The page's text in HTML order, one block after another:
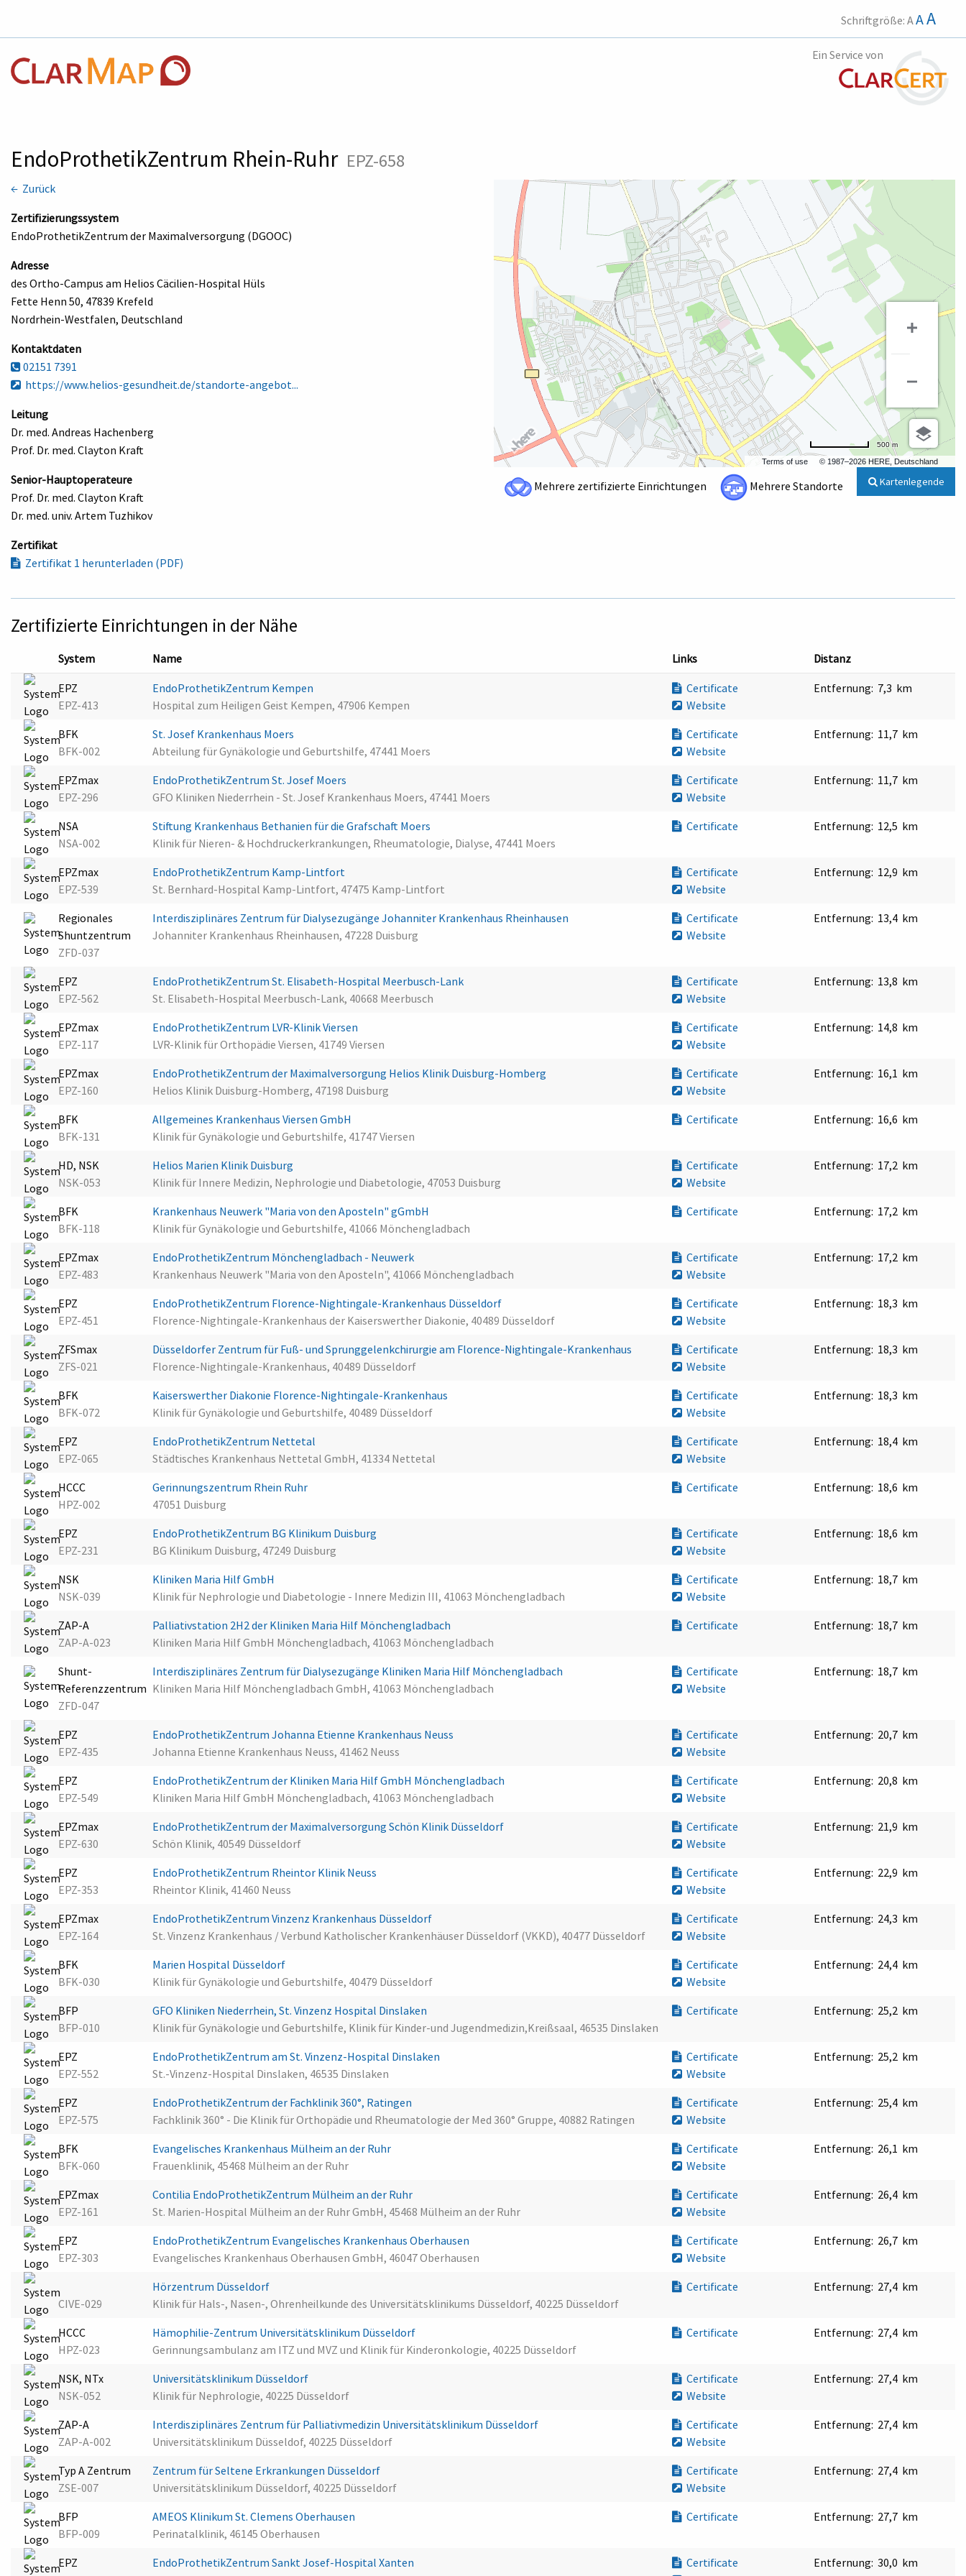
Schriftgröße: AAA
Ein Service von
EndoProthetikZentrum Rhein-Ruhr EPZ-658
← Zurück
Zertifizierungssystem
EndoProthetikZentrum der Maximalversorgung (DGOOC)
Adresse
des Ortho-Campus am Helios Cäcilien-Hospital Hüls
Fette Henn 50, 47839 Krefeld
Nordrhein-Westfalen, Deutschland
Kontaktdaten
02151 7391
https://www.helios-gesundheit.de/standorte-angebot...
Leitung
Dr. med. Andreas Hachenberg
Prof. Dr. med. Clayton Kraft
Senior-Hauptoperateure
Prof. Dr. med. Clayton Kraft
Dr. med. univ. Artem Tuzhikov
Zertifikat
Zertifikat 1 herunterladen (PDF)
Terms of use © 1987–2026 HERE, Deutschland
500 m
Mehrere zertifizierte Einrichtungen Mehrere Standorte Kartenlegende
Zertifizierte Einrichtungen in der Nähe
System Name Links Distanz
EPZ
EPZ-413
EndoProthetikZentrum Kempen
Hospital zum Heiligen Geist Kempen, 47906 Kempen
Certificate
Website
Entfernung: 7,3 km
BFK
BFK-002
St. Josef Krankenhaus Moers
Abteilung für Gynäkologie und Geburtshilfe, 47441 Moers
Certificate
Website
Entfernung: 11,7 km
EPZmax
EPZ-296
EndoProthetikZentrum St. Josef Moers
GFO Kliniken Niederrhein - St. Josef Krankenhaus Moers, 47441 Moers
Certificate
Website
Entfernung: 11,7 km
NSA
NSA-002
Stiftung Krankenhaus Bethanien für die Grafschaft Moers
Klinik für Nieren- & Hochdruckerkrankungen, Rheumatologie, Dialyse, 47441 Moers
Certificate Entfernung: 12,5 km
EPZmax
EPZ-539
EndoProthetikZentrum Kamp-Lintfort
St. Bernhard-Hospital Kamp-Lintfort, 47475 Kamp-Lintfort
Certificate
Website
Entfernung: 12,9 km
Regionales
Shuntzentrum
ZFD-037
Interdisziplinäres Zentrum für Dialysezugänge Johanniter Krankenhaus Rheinhausen
Johanniter Krankenhaus Rheinhausen, 47228 Duisburg
Certificate
Website
Entfernung: 13,4 km
EPZ
EPZ-562
EndoProthetikZentrum St. Elisabeth-Hospital Meerbusch-Lank
St. Elisabeth-Hospital Meerbusch-Lank, 40668 Meerbusch
Certificate
Website
Entfernung: 13,8 km
EPZmax
EPZ-117
EndoProthetikZentrum LVR-Klinik Viersen
LVR-Klinik für Orthopädie Viersen, 41749 Viersen
Certificate
Website
Entfernung: 14,8 km
EPZmax
EPZ-160
EndoProthetikZentrum der Maximalversorgung Helios Klinik Duisburg-Homberg
Helios Klinik Duisburg-Homberg, 47198 Duisburg
Certificate
Website
Entfernung: 16,1 km
BFK
BFK-131
Allgemeines Krankenhaus Viersen GmbH
Klinik für Gynäkologie und Geburtshilfe, 41747 Viersen
Certificate Entfernung: 16,6 km
HD, NSK
NSK-053
Helios Marien Klinik Duisburg
Klinik für Innere Medizin, Nephrologie und Diabetologie, 47053 Duisburg
Certificate
Website
Entfernung: 17,2 km
BFK
BFK-118
Krankenhaus Neuwerk "Maria von den Aposteln" gGmbH
Klinik für Gynäkologie und Geburtshilfe, 41066 Mönchengladbach
Certificate Entfernung: 17,2 km
EPZmax
EPZ-483
EndoProthetikZentrum Mönchengladbach - Neuwerk
Krankenhaus Neuwerk "Maria von den Aposteln", 41066 Mönchengladbach
Certificate
Website
Entfernung: 17,2 km
EPZ
EPZ-451
EndoProthetikZentrum Florence-Nightingale-Krankenhaus Düsseldorf
Florence-Nightingale-Krankenhaus der Kaiserswerther Diakonie, 40489 Düsseldorf
Certificate
Website
Entfernung: 18,3 km
ZFSmax
ZFS-021
Düsseldorfer Zentrum für Fuß- und Sprunggelenkchirurgie am Florence-Nightingale-Krankenhaus
Florence-Nightingale-Krankenhaus, 40489 Düsseldorf
Certificate
Website
Entfernung: 18,3 km
BFK
BFK-072
Kaiserswerther Diakonie Florence-Nightingale-Krankenhaus
Klinik für Gynäkologie und Geburtshilfe, 40489 Düsseldorf
Certificate
Website
Entfernung: 18,3 km
EPZ
EPZ-065
EndoProthetikZentrum Nettetal
Städtisches Krankenhaus Nettetal GmbH, 41334 Nettetal
Certificate
Website
Entfernung: 18,4 km
HCCC
HPZ-002
Gerinnungszentrum Rhein Ruhr
47051 Duisburg
Certificate Entfernung: 18,6 km
EPZ
EPZ-231
EndoProthetikZentrum BG Klinikum Duisburg
BG Klinikum Duisburg, 47249 Duisburg
Certificate
Website
Entfernung: 18,6 km
NSK
NSK-039
Kliniken Maria Hilf GmbH
Klinik für Nephrologie und Diabetologie - Innere Medizin III, 41063 Mönchengladbach
Certificate
Website
Entfernung: 18,7 km
ZAP-A
ZAP-A-023
Palliativstation 2H2 der Kliniken Maria Hilf Mönchengladbach
Kliniken Maria Hilf GmbH Mönchengladbach, 41063 Mönchengladbach
Certificate Entfernung: 18,7 km
Shunt-
Referenzzentrum
ZFD-047
Interdisziplinäres Zentrum für Dialysezugänge Kliniken Maria Hilf Mönchengladbach
Kliniken Maria Hilf Mönchengladbach GmbH, 41063 Mönchengladbach
Certificate
Website
Entfernung: 18,7 km
EPZ
EPZ-435
EndoProthetikZentrum Johanna Etienne Krankenhaus Neuss
Johanna Etienne Krankenhaus Neuss, 41462 Neuss
Certificate
Website
Entfernung: 20,7 km
EPZ
EPZ-549
EndoProthetikZentrum der Kliniken Maria Hilf GmbH Mönchengladbach
Kliniken Maria Hilf GmbH Mönchengladbach, 41063 Mönchengladbach
Certificate
Website
Entfernung: 20,8 km
EPZmax
EPZ-630
EndoProthetikZentrum der Maximalversorgung Schön Klinik Düsseldorf
Schön Klinik, 40549 Düsseldorf
Certificate
Website
Entfernung: 21,9 km
EPZ
EPZ-353
EndoProthetikZentrum Rheintor Klinik Neuss
Rheintor Klinik, 41460 Neuss
Certificate
Website
Entfernung: 22,9 km
EPZmax
EPZ-164
EndoProthetikZentrum Vinzenz Krankenhaus Düsseldorf
St. Vinzenz Krankenhaus / Verbund Katholischer Krankenhäuser Düsseldorf (VKKD), 40477 Düsseldorf
Certificate
Website
Entfernung: 24,3 km
BFK
BFK-030
Marien Hospital Düsseldorf
Klinik für Gynäkologie und Geburtshilfe, 40479 Düsseldorf
Certificate
Website
Entfernung: 24,4 km
BFP
BFP-010
GFO Kliniken Niederrhein, St. Vinzenz Hospital Dinslaken
Klinik für Gynäkologie und Geburtshilfe, Klinik für Kinder-und Jugendmedizin,Kreißsaal, 46535 Dinslaken
Certificate Entfernung: 25,2 km
EPZ
EPZ-552
EndoProthetikZentrum am St. Vinzenz-Hospital Dinslaken
St.-Vinzenz-Hospital Dinslaken, 46535 Dinslaken
Certificate
Website
Entfernung: 25,2 km
EPZ
EPZ-575
EndoProthetikZentrum der Fachklinik 360°, Ratingen
Fachklinik 360° - Die Klinik für Orthopädie und Rheumatologie der Med 360° Gruppe, 40882 Ratingen
Certificate
Website
Entfernung: 25,4 km
BFK
BFK-060
Evangelisches Krankenhaus Mülheim an der Ruhr
Frauenklinik, 45468 Mülheim an der Ruhr
Certificate
Website
Entfernung: 26,1 km
EPZmax
EPZ-161
Contilia EndoProthetikZentrum Mülheim an der Ruhr
St. Marien-Hospital Mülheim an der Ruhr GmbH, 45468 Mülheim an der Ruhr
Certificate
Website
Entfernung: 26,4 km
EPZ
EPZ-303
EndoProthetikZentrum Evangelisches Krankenhaus Oberhausen
Evangelisches Krankenhaus Oberhausen GmbH, 46047 Oberhausen
Certificate
Website
Entfernung: 26,7 km
CIVE-029
Hörzentrum Düsseldorf
Klinik für Hals-, Nasen-, Ohrenheilkunde des Universitätsklinikums Düsseldorf, 40225 Düsseldorf
Certificate Entfernung: 27,4 km
HCCC
HPZ-023
Hämophilie-Zentrum Universitätsklinikum Düsseldorf
Gerinnungsambulanz am ITZ und MVZ und Klinik für Kinderonkologie, 40225 Düsseldorf
Certificate Entfernung: 27,4 km
NSK, NTx
NSK-052
Universitätsklinikum Düsseldorf
Klinik für Nephrologie, 40225 Düsseldorf
Certificate
Website
Entfernung: 27,4 km
ZAP-A
ZAP-A-002
Interdisziplinäres Zentrum für Palliativmedizin Universitätsklinikum Düsseldorf
Universitätsklinikum Düsseldof, 40225 Düsseldorf
Certificate
Website
Entfernung: 27,4 km
Typ A Zentrum
ZSE-007
Zentrum für Seltene Erkrankungen Düsseldorf
Universitätsklinikum Düsseldorf, 40225 Düsseldorf
Certificate
Website
Entfernung: 27,4 km
BFP
BFP-009
AMEOS Klinikum St. Clemens Oberhausen
Perinatalklinik, 46145 Oberhausen
Certificate Entfernung: 27,7 km
EPZ
EndoProthetikZentrum Sankt Josef-Hospital Xanten
Certificate
Entfernung: 30,0 km